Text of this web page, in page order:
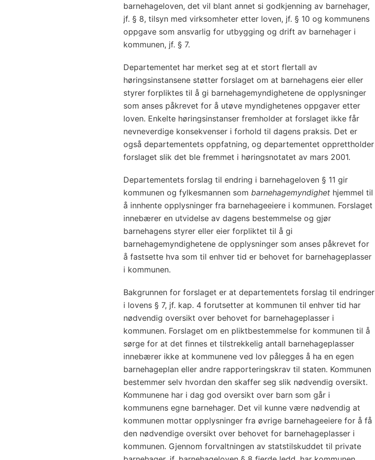
barnehageloven, det vil blant annet si godkjenning av barnehager,
jf. § 8, tilsyn med virksomheter etter loven, jf. § 10 og kommunens
oppgave som ansvarlig for utbygging og drift av barnehager i
kommunen, jf. § 7.
Departementet har merket seg at et stort flertall av
høringsinstansene støtter forslaget om at barnehagens eier eller
styrer forpliktes til å gi barnehagemyndighetene de opplysninger
som anses påkrevet for å utøve myndighetenes oppgaver etter
loven. Enkelte høringsinstanser fremholder at forslaget ikke får
nevneverdige konsekvenser i forhold til dagens praksis. Det er
også departementets oppfatning, og departementet opprettholder
forslaget slik det ble fremmet i høringsnotatet av mars 2001.
Departementets forslag til endring i barnehageloven § 11 gir
kommunen og fylkesmannen som barnehagemyndighet hjemmel til
å innhente opplysninger fra barnehageeiere i kommunen. Forslaget
innebærer en utvidelse av dagens bestemmelse og gjør
barnehagens styrer eller eier forpliktet til å gi
barnehagemyndighetene de opplysninger som anses påkrevet for
å fastsette hva som til enhver tid er behovet for barnehageplasser
i kommunen.
Bakgrunnen for forslaget er at departementets forslag til endringer
i lovens § 7, jf. kap. 4 forutsetter at kommunen til enhver tid har
nødvendig oversikt over behovet for barnehageplasser i
kommunen. Forslaget om en pliktbestemmelse for kommunen til å
sørge for at det finnes et tilstrekkelig antall barnehageplasser
innebærer ikke at kommunene ved lov pålegges å ha en egen
barnehageplan eller andre rapporteringskrav til staten. Kommunen
bestemmer selv hvordan den skaffer seg slik nødvendig oversikt.
Kommunene har i dag god oversikt over barn som går i
kommunens egne barnehager. Det vil kunne være nødvendig at
kommunen mottar opplysninger fra øvrige barnehageeiere for å få
den nødvendige oversikt over behovet for barnehageplasser i
kommunen. Gjennom forvaltningen av statstilskuddet til private